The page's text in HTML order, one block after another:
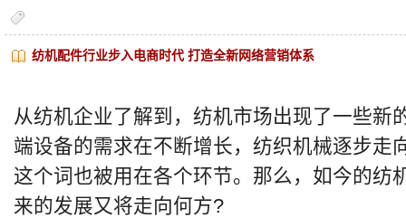
纺机配件行业步入电商时代 打造全新网络营销体系
从纺机企业了解到，纺机市场出现了一些新
端设备的需求在不断增长，纺织机械逐步走
这个词也被用在各个环节。那么，如今的纺
来的发展又将走向何方?